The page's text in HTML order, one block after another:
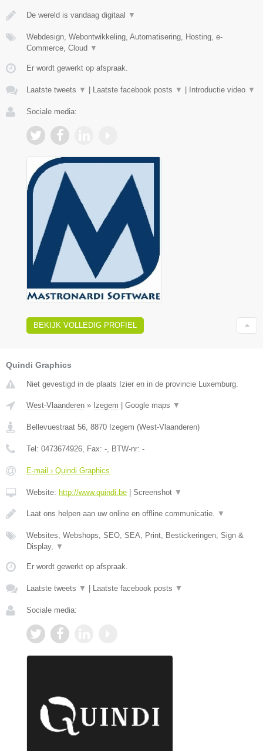
De wereld is vandaag digitaal ▼
Webdesign, Webontwikkeling, Automatisering, Hosting, e-
Commerce, Cloud ▼
Er wordt gewerkt op afspraak.
Laatste tweets ▼ | Laatste facebook posts ▼ | Introductie video ▼
Sociale media:
BEKIJK VOLLEDIG PROFIEL
Quindi Graphics
Niet gevestigd in de plaats Izier en in de provincie Luxemburg.
West-Vlaanderen » Izegem Google maps ▼
Bellevuestraat 56, 8870 Izegem (West-Vlaanderen)
Tel: 0473674926, Fax: -, BTW-nr: -
E-mail › Quindi Graphics
Website: http://www.quindi.be Screenshot ▼
Laat ons helpen aan uw online en offline communicatie. ▼
Websites, Webshops, SEO, SEA, Print, Bestickeringen, Sign &
Display, ▼
Er wordt gewerkt op afspraak.
Laatste tweets ▼ Laatste facebook posts ▼
Sociale media: